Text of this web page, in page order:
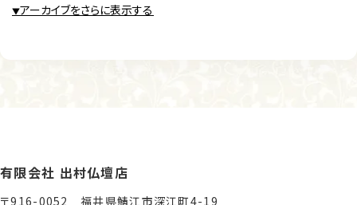
▼アーカイブをさらに表示する
有限会社 出村仏壇店
〒916-0052 福井県鯖江市深江町4-19